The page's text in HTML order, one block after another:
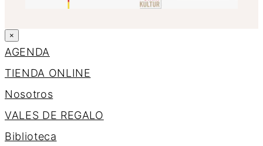
×
AGENDA
TIENDA ONLINE
Nosotros
VALES DE REGALO
Biblioteca